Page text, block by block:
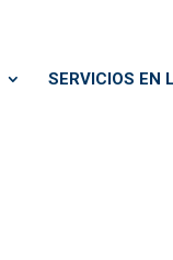
SERVICIOS EN